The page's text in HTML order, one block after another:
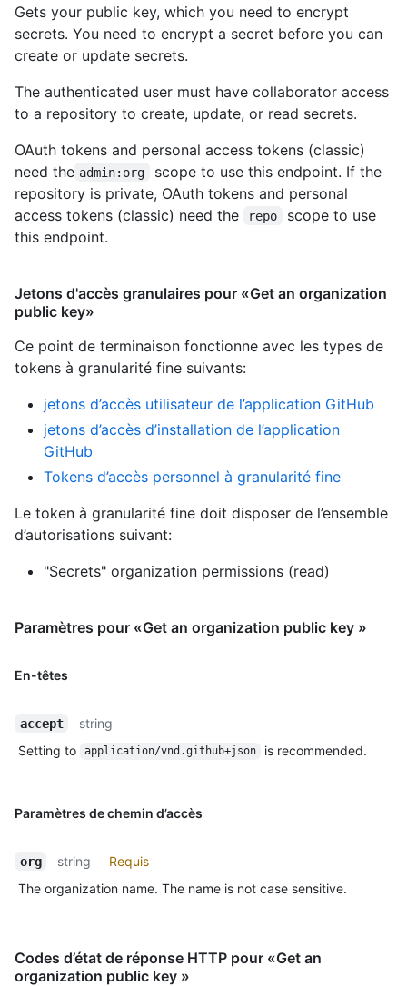
Gets your public key, which you need to encrypt
secrets. You need to encrypt a secret before you can
create or update secrets.
The authenticated user must have collaborator access
to a repository to create, update, or read secrets.
OAuth tokens and personal access tokens (classic)
need the admin:org
scope to use this endpoint. If the
repository is private, OAuth tokens and personal
access tokens (classic) need the
repo
scope to use
this endpoint.
Jetons d'accès granulaires pour «Get an organization
public key»
Ce point de terminaison fonctionne avec les types de
tokens à granularité fine suivants:
jetons d’accès utilisateur de l’application GitHub
jetons d’accès d’installation de l’application
GitHub
Tokens d’accès personnel à granularité fine
Le token à granularité fine doit disposer de l’ensemble
d’autorisations suivant:
"Secrets" organization permissions (read)
Paramètres pour «Get an organization public key »
En-têtes
accept
string
Setting to
application/vnd.github+json is recommended.
Paramètres de chemin d’accès
org string
Requis
The organization name. The name is not case sensitive.
Codes d’état de réponse HTTP pour «Get an
organization public key »